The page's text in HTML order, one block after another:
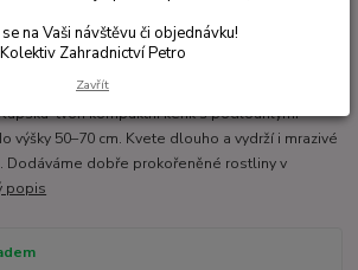
tvoří kompaktní keřík s podlouhlými
výšky 50–70 cm. Kvete dlouho a vydrží i mrazivé
Dodáváme dobře prokořeněné rostliny v
popis
na Vaši návštěvu či objednávku!
Kolektiv Zahradnictví Petro
Zavřít